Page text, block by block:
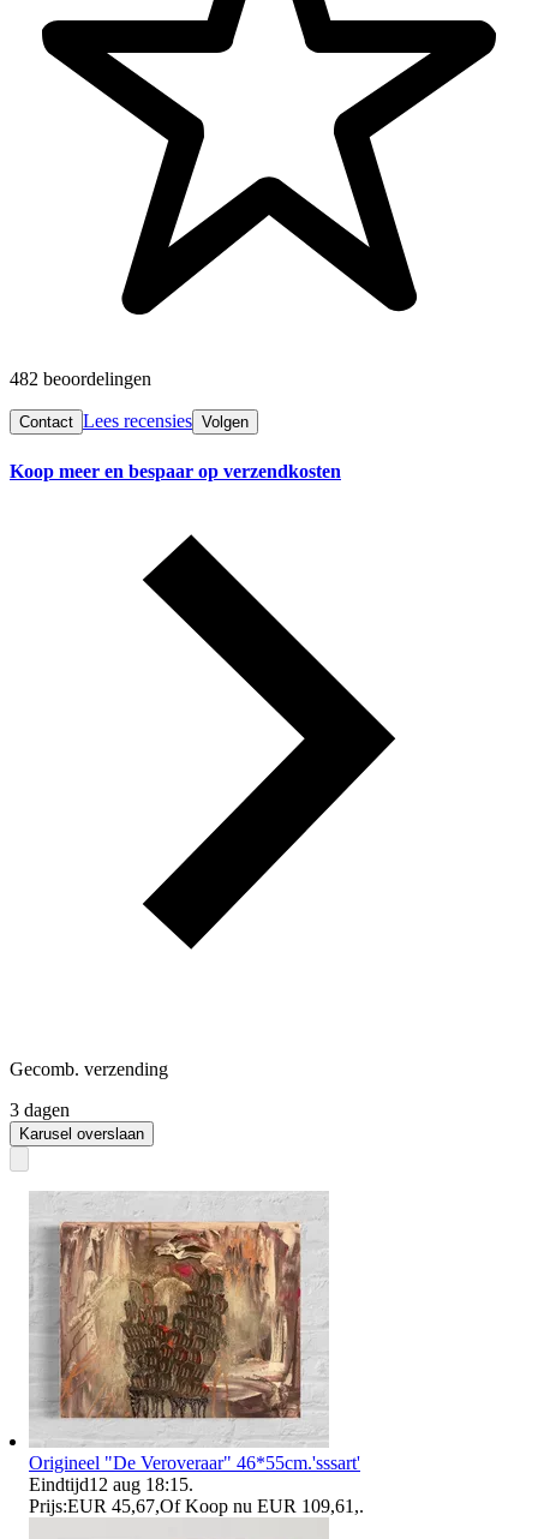
482 beoordelingen
Contact Lees recensies Volgen
Koop meer en bespaar op verzendkosten
Gecomb. verzending
3 dagen
Karusel overslaan
Origineel "De Veroveraar" 46*55cm.'sssart'
Eindtijd12 aug 18:15.
Prijs:EUR 45,67,Of Koop nu EUR 109,61 ,.